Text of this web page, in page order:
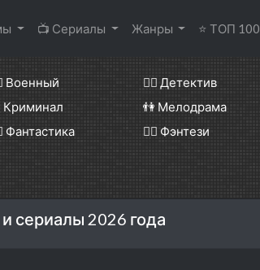
📺 Сериалы Жанры ⭐ ТОП 100
Военный 🕵️‍♂️ Детектив
Криминал 👫 Мелодрама
Фантастика 🧝‍♂️ Фэнтези
сериалы 2026 года